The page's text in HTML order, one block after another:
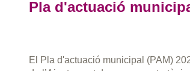
Pla d'actuació
El Pla d'actuació municipal (PAM)